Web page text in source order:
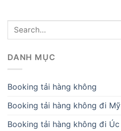
DANH MỤC
Booking tải hàng không
Booking tải hàng không đi Mỹ
Booking tải hàng không đi Úc